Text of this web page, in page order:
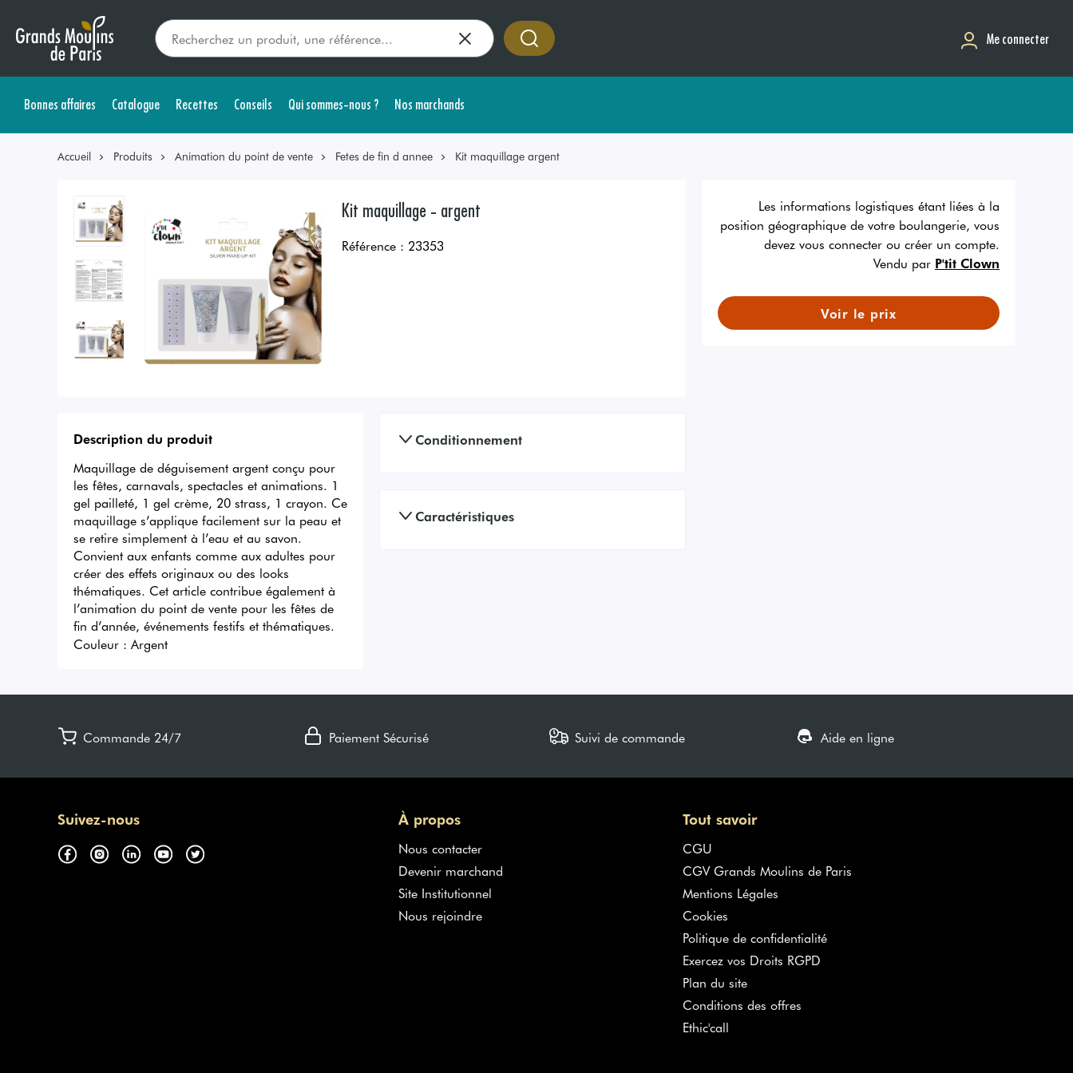
Me connecter
Bonnes affaires Catalogue Recettes Conseils Qui sommes-nous ? Nos marchands
Accueil Produits Animation du point de vente Fetes de fin d annee Kit maquillage argent
Kit maquillage - argent
Référence : 23353
Les informations logistiques étant liées à la
position géographique de votre boulangerie, vous
devez vous connecter ou créer un compte.
Vendu par P'tit Clown
Voir le prix
Description du produit
Maquillage de déguisement argent conçu pour
les fêtes, carnavals, spectacles et animations. 1
gel pailleté, 1 gel crème, 20 strass, 1 crayon. Ce
maquillage s’applique facilement sur la peau et
se retire simplement à l’eau et au savon.
Convient aux enfants comme aux adultes pour
créer des effets originaux ou des looks
thématiques. Cet article contribue également à
l’animation du point de vente pour les fêtes de
fin d’année, événements festifs et thématiques.
Couleur : Argent
Conditionnement
Caractéristiques
Commande 24/7 Paiement Sécurisé Suivi de commande Aide en ligne
Suivez-nous À propos
Nous contacter
Devenir marchand
Site Institutionnel
Nous rejoindre
Tout savoir
CGU
CGV Grands Moulins de Paris
Mentions Légales
Cookies
Politique de confidentialité
Exercez vos Droits RGPD
Plan du site
Conditions des offres
Ethic'call